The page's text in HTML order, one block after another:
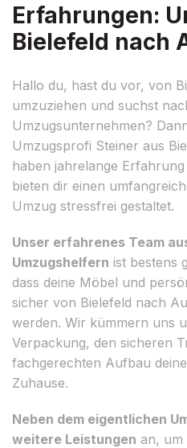
Erfahrungen:
Bielefeld nach
Hallo du, hast du vor, von
umzuziehen und suchst
Umzugsunternehmen?
Umzugsprofi Steiner aus
haben jahrelange
bieten dir einen
Umzug stressfrei gestaltet.
Unser erfahrenes Team
Umzugshelfern ist bestens
dass deine Möbel und
sicher von Bielefeld nach
werden. Wir kümmern uns
Verpackung, den sicheren
fachgerechten Aufbau
Zuhause.
Neben dem eigentlichen
weitere Leistungen an, um